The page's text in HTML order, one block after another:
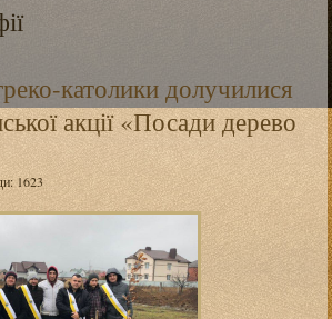
католики долучилися
акції «Посади дерево
1623